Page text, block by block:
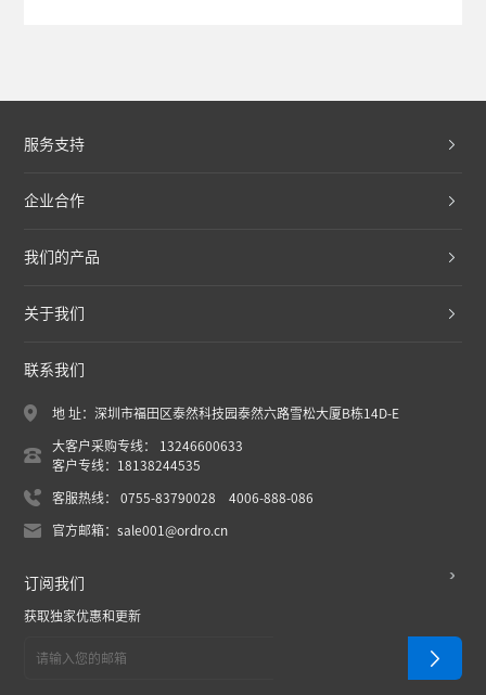
服务支持
企业合作
我们的产品
关于我们
联系我们
地 址：深圳市福田区泰然科技园泰然六路雪松大厦B栋14D-E
大客户采购专线： 13246600633
客户专线：18138244535
客服热线： 0755-83790028 4006-888-086
官方邮箱：sale001@ordro.cn
订阅我们
获取独家优惠和更新